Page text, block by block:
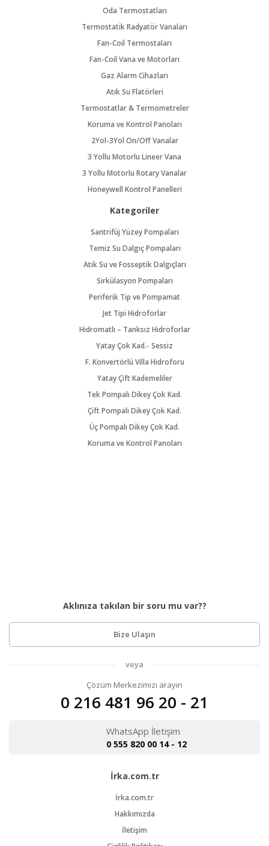
Oda Termostatları
Termostatik Radyatör Vanaları
Fan-Coil Termostaları
Fan-Coil Vana ve Motorları
Gaz Alarm Cihazları
Atık Su Flatörleri
Termostatlar & Termometreler
Koruma ve Kontrol Panoları
2Yol-3Yol On/Off Vanalar
3 Yollu Motorlu Lineer Vana
3 Yollu Motorlu Rotary Vanalar
Honeywell Kontrol Panelleri
Kategoriler
Santrifüj Yüzey Pompaları
Temiz Su Dalgıç Pompaları
Atık Su ve Fosseptik Dalgıçları
Sirkülasyon Pompaları
Periferik Tip ve Pompamat
Jet Tipi Hidroforlar
Hidromatlı – Tanksız Hidroforlar
Yatay Çok Kad.- Sessiz
F. Konvertörlü Villa Hidroforu
Yatay Çift Kademeliler
Tek Pompalı Dikey Çok Kad.
Çift Pompalı Dikey Çok Kad.
Üç Pompalı Dikey Çok Kad.
Koruma ve Kontrol Panoları
Aklınıza takılan bir soru mu var??
Bize Ulaşın
veya
Çözüm Merkezimizi arayın
0 216 481 96 20 - 21
WhatsApp İletişim
0 555 820 00 14 - 12
İrka.com.tr
İrka.com.tr
Hakkımızda
İletişim